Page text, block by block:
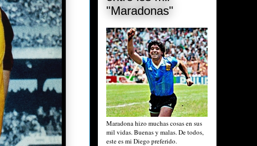
"Maradonas"
Maradona hizo muchas cosas en sus
mil vidas. Buenas y malas. De todos,
este es mi Diego preferido.